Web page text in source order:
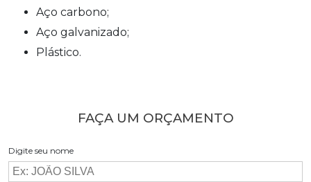
Aço carbono;
Aço galvanizado;
Plástico.
FAÇA UM ORÇAMENTO
Digite seu nome